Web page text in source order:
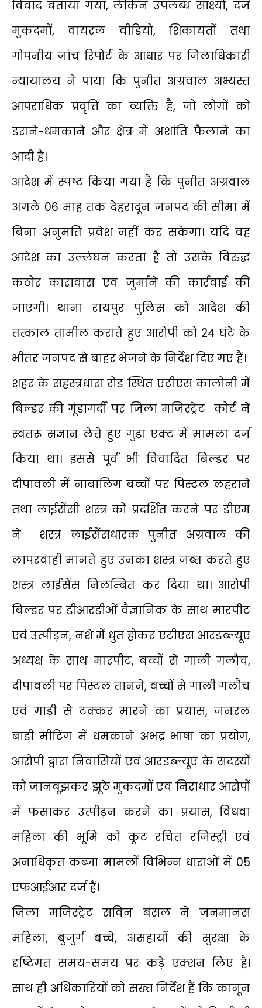
विवाद बताया गया, लेकिन उपलब्ध साक्ष्यों, दर्ज
मुकदमों, वायरल वीडियो, शिकायतों तथा
गोपनीय जांच रिपोर्ट के आधार पर जिलाधिकारी
न्यायालय ने पाया कि पुनीत अग्रवाल अभ्यस्त
आपराधिक प्रवृत्ति का व्यक्ति है, जो लोगों को
डराने-धमकाने और क्षेत्र में अशांति फैलाने का
आदी है।
आदेश में स्पष्ट किया गया है कि पुनीत अग्रवाल
अगले 06 माह तक देहरादून जनपद की सीमा में
बिना अनुमति प्रवेश नहीं कर सकेगा। यदि वह
आदेश का उल्लंघन करता है तो उसके विरुद्ध
कठोर कारावास एवं जुर्माने की कार्रवाई की
जाएगी। थाना रायपुर पुलिस को आदेश की
तत्काल तामील कराते हुए आरोपी को 24 घंटे के
भीतर जनपद से बाहर भेजने के निर्देश दिए गए हैं।
शहर के सहस्त्रधारा रोड स्थित एटीएस कालोनी में
बिल्डर की गूंडागर्दी पर जिला मजिस्ट्रेट कोर्ट ने
स्वतरू संज्ञान लेते हुए गुंडा एक्ट में मामला दर्ज
किया था। इससे पूर्व भी विवादित बिल्डर पर
दीपावली में नाबालिग बच्चों पर पिस्टल लहराने
तथा लाईसेंसी शस्त्र को प्रदर्शित करने पर डीएम
ने शस्त्र लाईसेंसधारक पुनीत अग्रवाल की
लापरवाही मानते हुए उनका शस्त्र जब्त करते हुए
शस्त्र लाईसेंस निलम्बित कर दिया था। आरोपी
बिल्डर पर डीआरडीओं वैज्ञानिक के साथ मारपीट
एवं उत्पीड़न, नशे में धुत होकर एटीएस आरडब्ल्यूए
अध्यक्ष के साथ मारपीट, बच्चों से गाली गलौच,
दीपावली पर पिस्टल तानने, बच्चों से गाली गलौच
एवं गाड़ी से टक्कर मारने का प्रयास, जनरल
बाडी मीटिंग में धमकाने अभद्र भाषा का प्रयोग,
आरोपी द्वारा निवासियों एवं आरडब्ल्यूए के सदस्यों
को जानबूझकर झूठे मुकदमों एवं निराधार आरोपों
में फंसाकर उत्पीड़न करने का प्रयास, विधवा
महिला की भूमि को कूट रचित रजिस्ट्री एवं
अनाधिकृत कब्जा मामलों विभिन्न धाराओं में 05
एफआईआर दर्ज हैं।
जिला मजिस्ट्रेट सविन बंसल ने जनमानस
महिला, बुजुर्ग बच्चे, असहायों की सुरक्षा के
दृष्टिगत समय-समय पर कड़े एक्शन लिए है।
साथ ही अधिकारियों को सख्त निर्देश हैं कि कानून